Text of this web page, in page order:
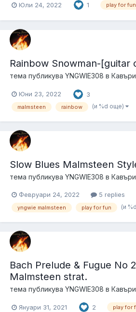
Юли 24, 2022 1 play for fun
Rainbow Snowman-[guitar
тема публикува YNGWIE308 в Кавъри
Юни 23, 2022 3
malmsteen rainbow (и %d още)
Slow Blues Malmsteen
тема публикува YNGWIE308 в Кавъри
Февруари 24, 2022 5 replies
yngwie malmsteen play for fun (и
Bach Prelude & Fugue No
Malmsteen strat.
тема публикува YNGWIE308 в Кавъри
Януари 31, 2021 2 play for